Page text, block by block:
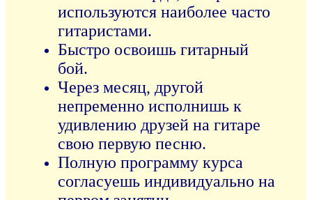
используются наиболее часто
гитаристами.
Быстро освоишь гитарный
бой.
Через месяц, другой
непременно исполнишь к
удивлению друзей на гитаре
свою первую песню.
Полную программу курса
согласуешь индивидуально на